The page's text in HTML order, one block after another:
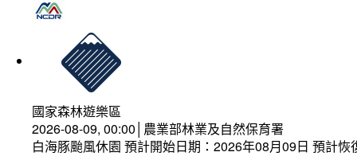
國家森林遊樂區
2026-08-09, 00:00│農業部林業及自然保育署
白海豚颱風休園 預計開始日期：2026年08月09日 預計